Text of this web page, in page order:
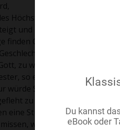
Höchsten Rath
und bis zum Himmel irrt,
finden Gnad'
umsonst erhebt den
zu wenden sein Geschick,
so einmal
würde Spott,
zu Gott,
eine Stunde uns der Qual,
was wir so verehrt,